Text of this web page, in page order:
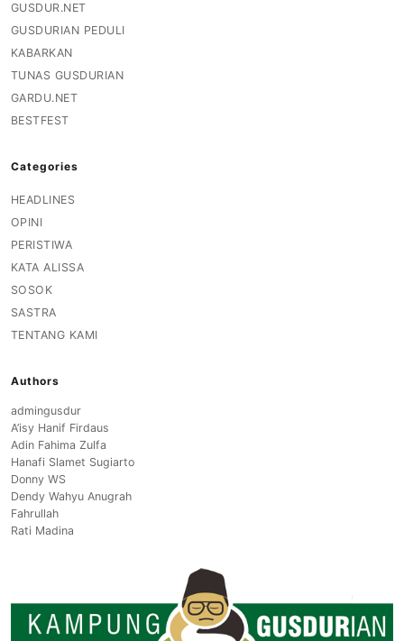
GUSDUR.NET
GUSDURIAN PEDULI
KABARKAN
TUNAS GUSDURIAN
GARDU.NET
BESTFEST
Categories
HEADLINES
OPINI
PERISTIWA
KATA ALISSA
SOSOK
SASTRA
TENTANG KAMI
Authors
admingusdur
A’isy Hanif Firdaus
Adin Fahima Zulfa
Hanafi Slamet Sugiarto
Donny WS
Dendy Wahyu Anugrah
Fahrullah
Rati Madina